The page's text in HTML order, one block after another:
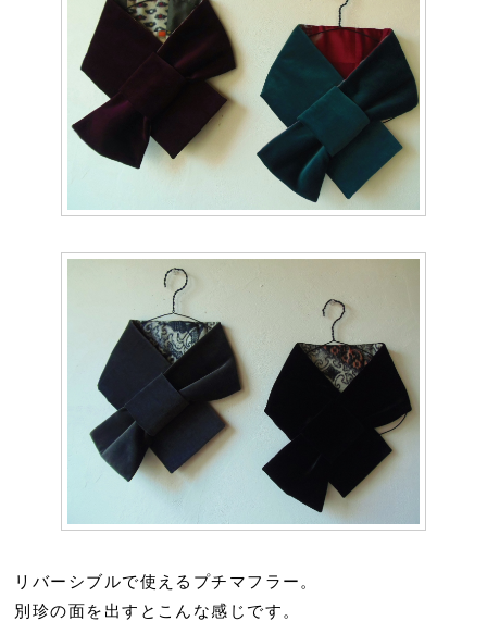
リバーシブルで使えるプチマフラー。
別珍の面を出すとこんな感じです。